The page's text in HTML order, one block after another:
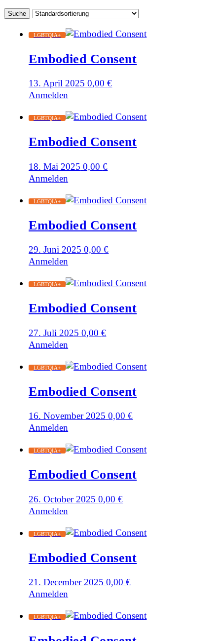
LGBTQIA+
Embodied Consent
13. April 2025 0,00€
Anmelden
LGBTQIA+
Embodied Consent
18. Mai 2025 0,00€
Anmelden
LGBTQIA+
Embodied Consent
29. Juni 2025 0,00€
Anmelden
LGBTQIA+
Embodied Consent
27. Juli 2025 0,00€
Anmelden
LGBTQIA+
Embodied Consent
16. November 2025 0,00€
Anmelden
LGBTQIA+
Embodied Consent
26. October 2025 0,00€
Anmelden
LGBTQIA+
Embodied Consent
21. December 2025 0,00€
Anmelden
LGBTQIA+